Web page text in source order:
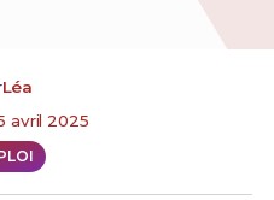
Léa
avril 2025